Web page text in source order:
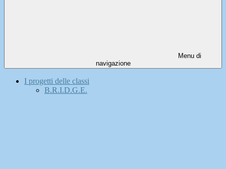
Menu di
navigazione
I progetti delle classi
B.R.I.D.G.E.